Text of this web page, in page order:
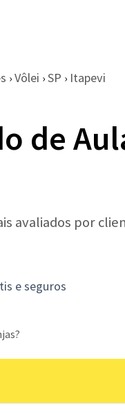
› Vôlei › SP › Itapevi
de
avaliados por
e seguros